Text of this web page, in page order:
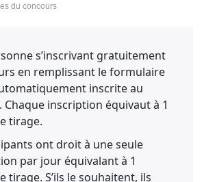
du concours
s’inscrivant gratuitement
en remplissant le formulaire
inscrite au
Chaque inscription équivaut à 1
tirage.
ont droit à une seule
par jour équivalant à 1
tirage. S’ils le souhaitent, ils